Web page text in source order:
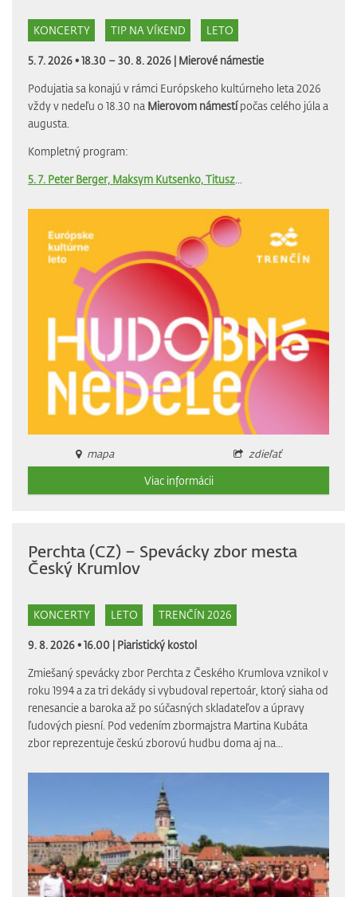
KONCERTY TIP NA VÍKEND LETO
5. 7. 2026 • 18.30 – 30. 8. 2026 | Mierové námestie
Podujatia sa konajú v rámci Európskeho kultúrneho leta 2026
vždy v nedeľu o 18.30 na Mierovom námestípočas celého júla a
augusta.
Kompletný program:
5. 7. Peter Berger, Maksym Kutsenko, Titusz
mapa
zdieľať
Viac informácii
Perchta (CZ) – Spevácky zbor mesta
Český Krumlov
KONCERTY LETO TRENČÍN 2026
9. 8. 2026 • 16.00 | Piaristický kostol
Zmiešaný spevácky zbor Perchta z Českého Krumlova vznikol v
roku 1994 a za tri dekády si vybudoval repertoár, ktorý siaha od
renesancie a baroka až po súčasných skladateľov a úpravy
ľudových piesní. Pod vedením zbormajstra Martina Kubáta
zbor reprezentuje českú zborovú hudbu doma aj na...